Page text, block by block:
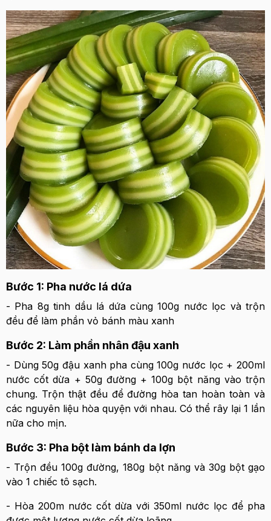
Bước 1: Pha nước lá dứa
- Pha 8g tinh dầu lá dứa cùng 100g nước lọc và trộn
đều để làm phần vỏ bánh màu xanh
Bước 2: Làm phần nhân đậu xanh
- Dùng 50g đậu xanh pha cùng 100g nước lọc + 200ml
nước cốt dừa + 50g đường + 100g bột năng vào trộn
chung. Trộn thật đều để đường hòa tan hoàn toàn và
các nguyên liệu hòa quyện với nhau. Có thể rây lại 1 lần
nữa cho mịn.
Bước 3: Pha bột làm bánh da lợn
- Trộn đều 100g đường, 180g bột năng và 30g bột gạo
vào 1 chiếc tô sạch.
- Hòa 200m nước cốt dừa với 350ml nước lọc để pha